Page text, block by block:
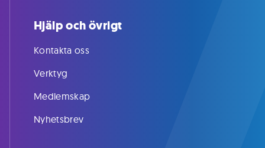
Hjälp och övrigt
Kontakta oss
Verktyg
Medlemskap
Nyhetsbrev